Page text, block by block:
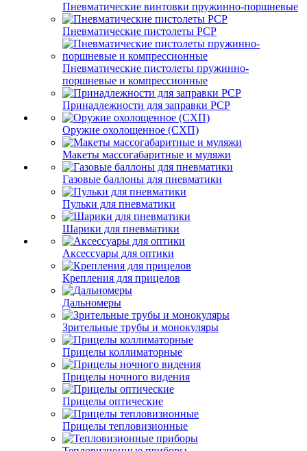
Пневматические винтовки пружинно-поршневые
Пневматические пистолеты PCP
Пневматические пистолеты пружинно-
поршневые и компрессионные
Принадлежности для заправки PCP
Оружие охолощенное (СХП)
Макеты массогабаритные и муляжи
Газовые баллоны для пневматики
Пульки для пневматики
Шарики для пневматики
Аксессуары для оптики
Крепления для прицелов
Дальномеры
Зрительные трубы и монокуляры
Прицелы коллиматорные
Прицелы ночного видения
Прицелы оптические
Прицелы тепловизионные